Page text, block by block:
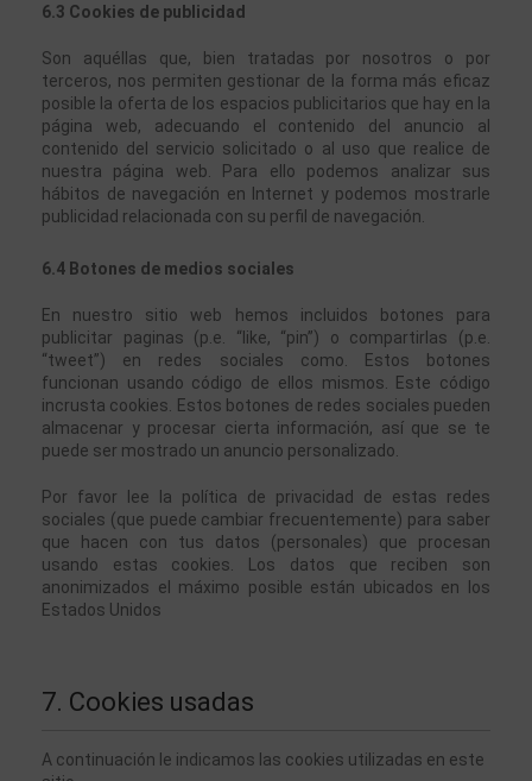
6.3 Cookies de publicidad
Son aquéllas que, bien tratadas por nosotros o por
terceros, nos permiten gestionar de la forma más eficaz
posible la oferta de los espacios publicitarios que hay en la
página web, adecuando el contenido del anuncio al
contenido del servicio solicitado o al uso que realice de
nuestra página web. Para ello podemos analizar sus
hábitos de navegación en Internet y podemos mostrarle
publicidad relacionada con su perfil de navegación.
6.4 Botones de medios sociales
En nuestro sitio web hemos incluidos botones para
publicitar paginas (p.e. “like, “pin”) o compartirlas (p.e.
“tweet”) en redes sociales como. Estos botones
funcionan usando código de ellos mismos. Este código
incrusta cookies. Estos botones de redes sociales pueden
almacenar y procesar cierta información, así que se te
puede ser mostrado un anuncio personalizado.
Por favor lee la política de privacidad de estas redes
sociales (que puede cambiar frecuentemente) para saber
que hacen con tus datos (personales) que procesan
usando estas cookies. Los datos que reciben son
anonimizados el máximo posible están ubicados en los
Estados Unidos
7. Cookies usadas
A continuación le indicamos las cookies utilizadas en este